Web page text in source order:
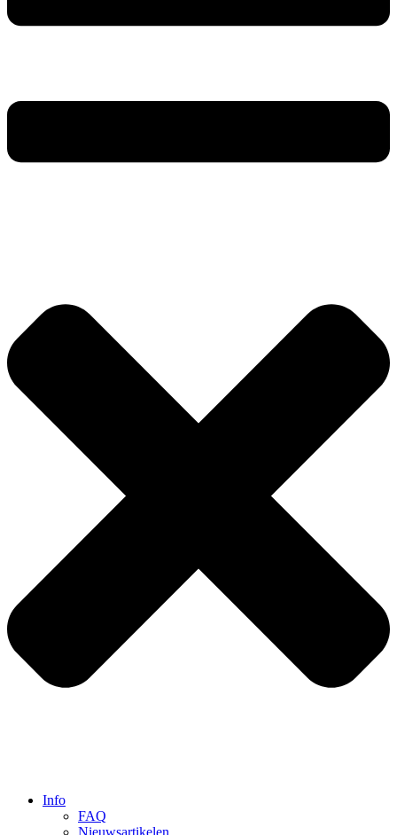
Info
FAQ
Nieuwsartikelen